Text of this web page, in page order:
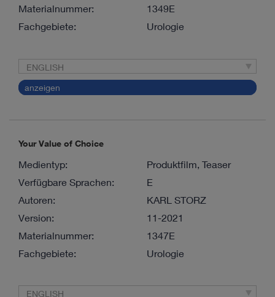
Materialnummer:
1349E
Fachgebiete:
Urologie
ENGLISH
anzeigen
Your Value of Choice
Medientyp:
Produktfilm, Teaser
Verfügbare Sprachen:
E
Autoren:
KARL STORZ
Version:
11-2021
Materialnummer:
1347E
Fachgebiete:
Urologie
ENGLISH